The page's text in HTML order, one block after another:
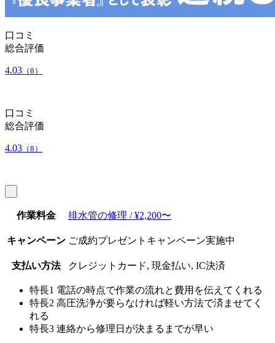
口コミ
総合評価
4.03 （8）
口コミ
総合評価
4.03 （8）
作業料金 排水管の修理 / ¥2,200〜
キャンペーン ご成約プレゼントキャンペーン実施中
支払い方法 クレジットカード, 現金払い, IC決済
特長1 電話の時点で作業の流れと費用を伝えてくれる
特長2 高圧洗浄が要らなければ軽い方法で済ませてく
れる
特長3 連絡から修理日が決まるまでが早い